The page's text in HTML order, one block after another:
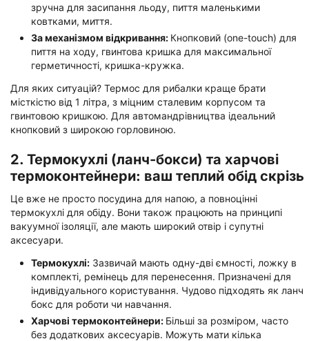
зручна для засипання льоду, пиття маленькими
ковтками, миття.
За механізмом відкривання: Кнопковий (one-touch) для
пиття на ходу, гвинтова кришка для максимальної
герметичності, кришка-кружка.
Для яких ситуацій? Термос для рибалки краще брати
місткістю від 1 літра, з міцним сталевим корпусом та
гвинтовою кришкою. Для автомандрівництва ідеальний
кнопковий з широкою горловиною.
2. Термокухлі (ланч-бокси) та харчові
термоконтейнери: ваш теплий обід скрізь
Це вже не просто посудина для напою, а повноцінні
термокухлі для обіду. Вони також працюють на принципі
вакуумної ізоляції, але мають широкий отвір і супутні
аксесуари.
Термокухлі: Зазвичай мають одну-дві ємності, ложку в
комплекті, ремінець для перенесення. Призначені для
індивідуального користування. Чудово підходять як ланч
бокс для роботи чи навчання.
Харчові термоконтейнери: Більші за розміром, часто
без додаткових аксесуарів. Можуть мати кілька